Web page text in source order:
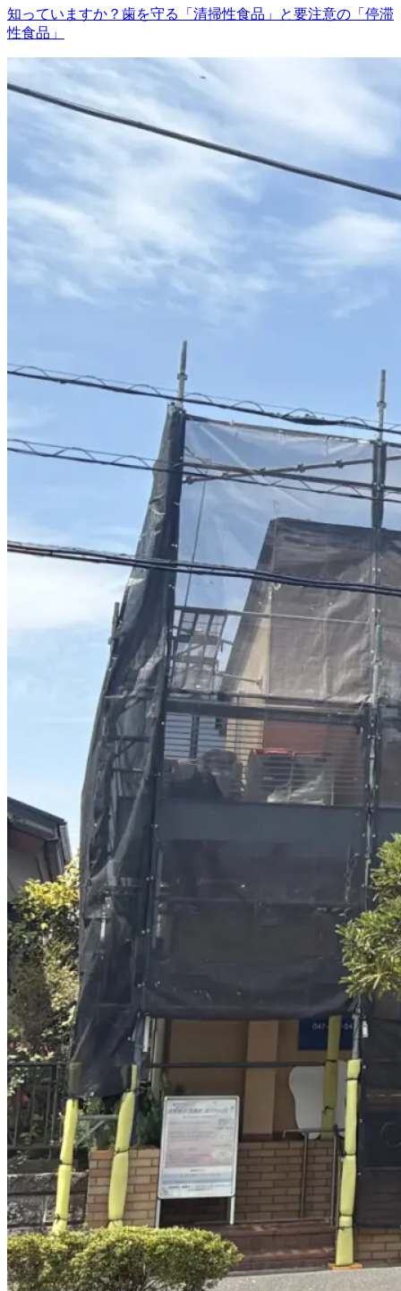
知っていますか？歯を守る「清掃性食品」と要注意の「停滞
性食品」